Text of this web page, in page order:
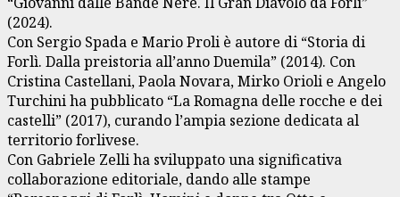
(2024).
Con Sergio Spada e Mario Proli è autore di “Storia di
Forlì. Dalla preistoria all’anno Duemila” (2014). Con
Cristina Castellani, Paola Novara, Mirko Orioli e Angelo
Turchini ha pubblicato “La Romagna delle rocche e dei
castelli” (2017), curando l’ampia sezione dedicata al
territorio forlivese.
Con Gabriele Zelli ha sviluppato una significativa
collaborazione editoriale, dando alle stampe